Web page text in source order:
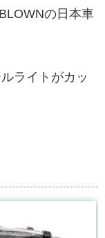
の日本車
ライトがカッ